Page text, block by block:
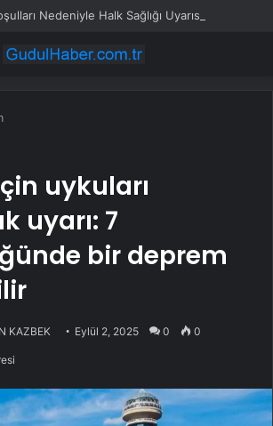
uykuları
uyarı: 7
bir deprem
KAZBEK Eylül 2, 2025 0 0